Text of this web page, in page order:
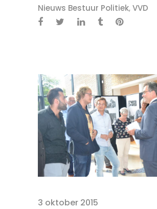
Nieuws Bestuur Politiek,VVD
3 oktober 2015